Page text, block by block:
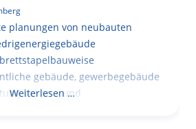
planungen von neubauten
gebäude, gewerbegebäude
bei an – und
Weiterlesen …